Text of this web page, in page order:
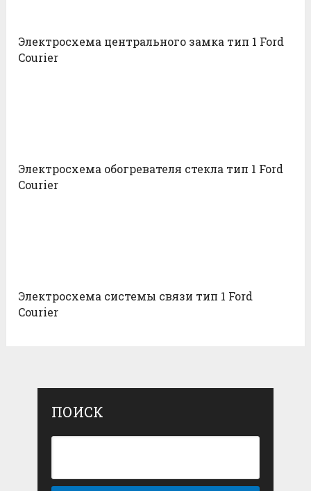
Электросхема центрального замка тип 1 Ford
Courier
Электросхема обогревателя стекла тип 1 Ford
Courier
Электросхема системы связи тип 1 Ford
Courier
ПОИСК